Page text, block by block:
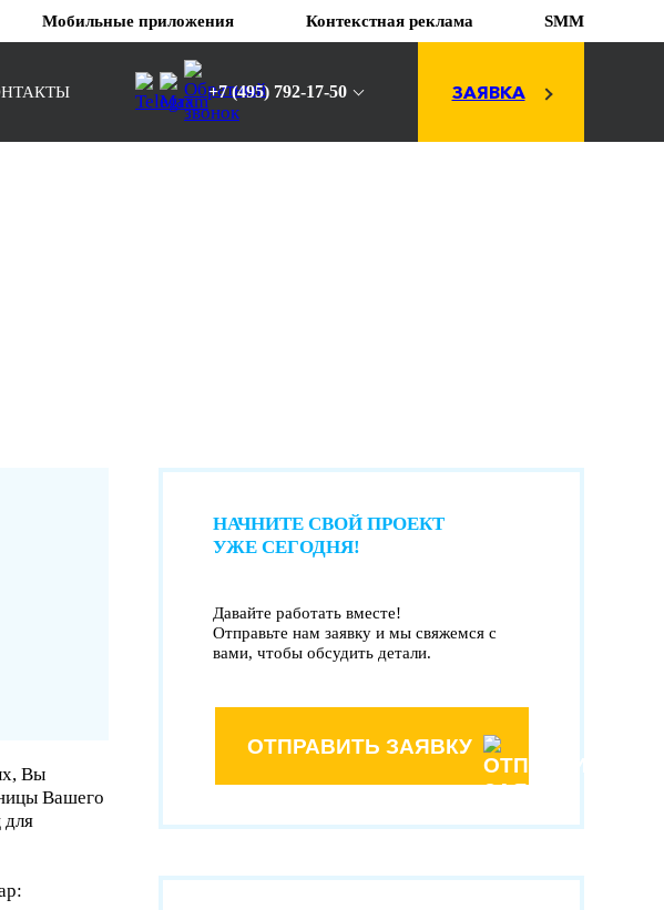
Мобильные приложения Контекстная реклама SMM
магазин
сайта
сайта
+7 (495) 792-17-50 ЗАЯВКА
Вы
Вашего
для
НАЧНИТЕ СВОЙ ПРОЕКТ
УЖЕ СЕГОДНЯ!
Давайте работать вместе!
Отправьте нам заявку и мы свяжемся с
вами, чтобы обсудить детали.
ОТПРАВИТЬ ЗАЯВКУ